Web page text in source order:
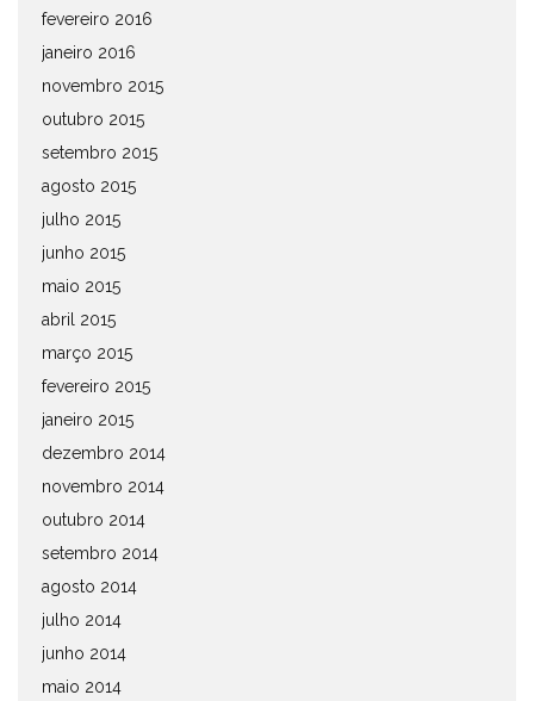
fevereiro 2016
janeiro 2016
novembro 2015
outubro 2015
setembro 2015
agosto 2015
julho 2015
junho 2015
maio 2015
abril 2015
março 2015
fevereiro 2015
janeiro 2015
dezembro 2014
novembro 2014
outubro 2014
setembro 2014
agosto 2014
julho 2014
junho 2014
maio 2014